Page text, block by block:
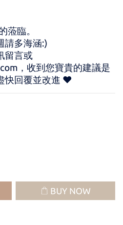
蒞臨。
請多海涵:)
留言或
，收到您寶貴的建議是
快回覆並改進 ♥
BUY NOW